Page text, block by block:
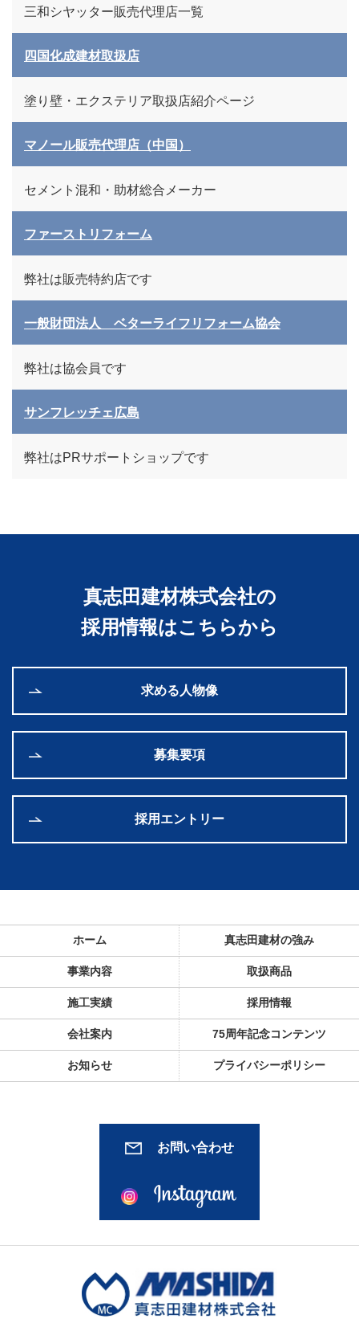
三和シヤッター販売代理店一覧
四国化成建材取扱店
塗り壁・エクステリア取扱店紹介ページ
マノール販売代理店（中国）
セメント混和・助材総合メーカー
ファーストリフォーム
弊社は販売特約店です
一般財団法人 ベターライフリフォーム協会
弊社は協会員です
サンフレッチェ広島
弊社はPRサポートショップです
真志田建材株式会社の
採用情報はこちらから
求める人物像
募集要項
採用エントリー
ホーム 真志田建材の強み
事業内容 取扱商品
施工実績 採用情報
会社案内 75周年記念コンテンツ
お知らせ プライバシーポリシー
お問い合わせ